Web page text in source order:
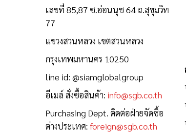
เลขที่ 85,87 ซ.อ่อนนุช 64 ถ.สุขุมวิท
77
แขวงสวนหลวง เขตสวนหลวง
กรุงเทพมหานคร 10250
line id:@siamglobalgroup
อีเมล์ สั่งซื้อสินค้า: info@sgb.co.th
Purchasing Dept. ติดต่อฝ่ายจัดซื้อ
ต่างประเทศ:foreign@sgb.co.th